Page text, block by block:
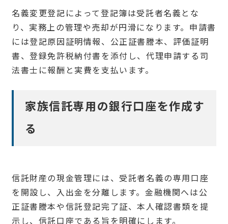
名義変更登記によって登記簿は受託者名義とな
り、実務上の管理や売却が円滑になります。申請書
には登記原因証明情報、公正証書謄本、評価証明
書、登録免許税納付書を添付し、代理申請する司
法書士に報酬と実費を支払います。
家族信託専用の銀行口座を作成す
る
信託財産の現金管理には、受託者名義の専用口座
を開設し、入出金を分離します。金融機関へは公
正証書謄本や信託登記完了証、本人確認書類を提
示し、信託口座である旨を明確にします。